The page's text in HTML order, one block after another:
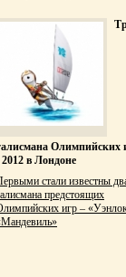
Олимпийских
в Лондоне
стали известны
предстоящих
игр –